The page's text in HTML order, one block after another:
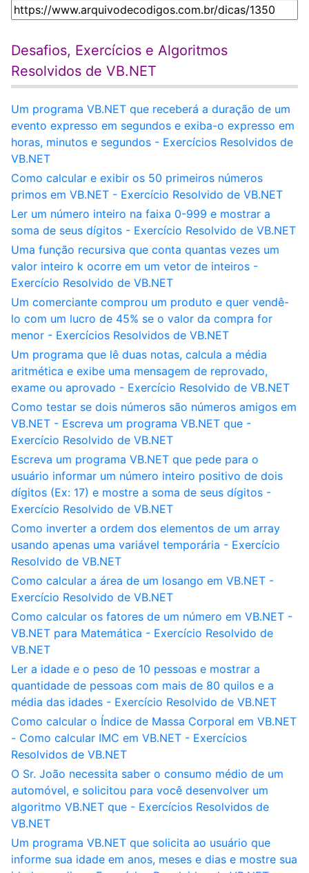
Desafios, Exercícios e Algoritmos
Resolvidos de VB.NET
Um programa VB.NET que receberá a duração de um
evento expresso em segundos e exiba-o expresso em
horas, minutos e segundos - Exercícios Resolvidos de
VB.NET
Como calcular e exibir os 50 primeiros números
primos em VB.NET - Exercício Resolvido de VB.NET
Ler um número inteiro na faixa 0-999 e mostrar a
soma de seus dígitos - Exercício Resolvido de VB.NET
Uma função recursiva que conta quantas vezes um
valor inteiro k ocorre em um vetor de inteiros -
Exercício Resolvido de VB.NET
Um comerciante comprou um produto e quer vendê-
lo com um lucro de 45% se o valor da compra for
menor - Exercícios Resolvidos de VB.NET
Um programa que lê duas notas, calcula a média
aritmética e exibe uma mensagem de reprovado,
exame ou aprovado - Exercício Resolvido de VB.NET
Como testar se dois números são números amigos em
VB.NET - Escreva um programa VB.NET que -
Exercício Resolvido de VB.NET
Escreva um programa VB.NET que pede para o
usuário informar um número inteiro positivo de dois
dígitos (Ex: 17) e mostre a soma de seus dígitos -
Exercício Resolvido de VB.NET
Como inverter a ordem dos elementos de um array
usando apenas uma variável temporária - Exercício
Resolvido de VB.NET
Como calcular a área de um losango em VB.NET -
Exercício Resolvido de VB.NET
Como calcular os fatores de um número em VB.NET -
VB.NET para Matemática - Exercício Resolvido de
VB.NET
Ler a idade e o peso de 10 pessoas e mostrar a
quantidade de pessoas com mais de 80 quilos e a
média das idades - Exercício Resolvido de VB.NET
Como calcular o Índice de Massa Corporal em VB.NET
- Como calcular IMC em VB.NET - Exercícios
Resolvidos de VB.NET
O Sr. João necessita saber o consumo médio de um
automóvel, e solicitou para você desenvolver um
algoritmo VB.NET que - Exercícios Resolvidos de
VB.NET
Um programa VB.NET que solicita ao usuário que
informe sua idade em anos, meses e dias e mostre sua